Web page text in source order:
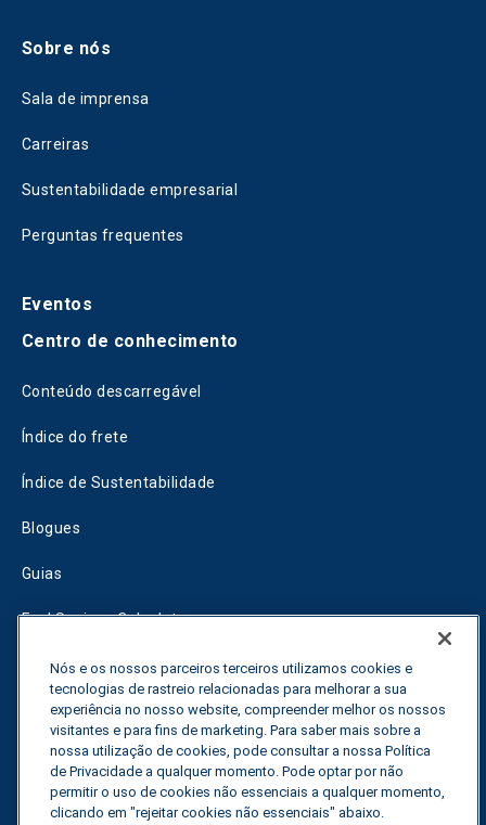
Sobre nós
Sala de imprensa
Carreiras
Sustentabilidade empresarial
Perguntas frequentes
Eventos
Centro de conhecimento
Conteúdo descarregável
Índice do frete
Índice de Sustentabilidade
Blogues
Guias
Fuel Savings Calculator
Calculadora de otimização do transporte
Rastreador de tarifas
Contactar-nos
Nós e os nossos parceiros terceiros utilizamos cookies e
tecnologias de rastreio relacionadas para melhorar a sua
experiência no nosso website, compreender melhor os nossos
visitantes e para fins de marketing. Para saber mais sobre a
nossa utilização de cookies, pode consultar a nossa Política
de Privacidade a qualquer momento. Pode optar por não
permitir o uso de cookies não essenciais a qualquer momento,
clicando em "rejeitar cookies não essenciais" abaixo.